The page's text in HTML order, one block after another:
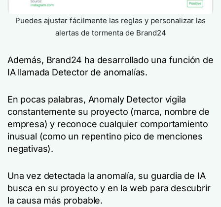
Puedes ajustar fácilmente las reglas y personalizar las
alertas de tormenta de Brand24
Además, Brand24 ha desarrollado una función de
IA llamada Detector de anomalías.
En pocas palabras, Anomaly Detector vigila
constantemente su proyecto (marca, nombre de
empresa) y reconoce cualquier comportamiento
inusual (como un repentino pico de menciones
negativas).
Una vez detectada la anomalía, su guardia de IA
busca en su proyecto y en la web para descubrir
la causa más probable.